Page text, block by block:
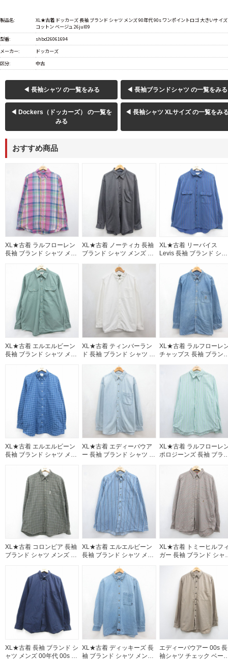
製品名:
XL★古着 ドッカーズ 長袖 ブランド シャツ メンズ 90年代 90s ワンポイントロゴ 大きいサイズ
コットン ベージュ 26jul09
型番:
shbd26061694
メーカー:
ドッカーズ
区分:
中古
◀ 長袖シャツ の一覧をみる ◀ 長袖ブランドシャツ の一覧をみる
◀ Dockers（ドッカーズ） の一覧を
みる
◀ 長袖シャツ XLサイズ の一覧をみ
おすすめ商品
XL★古着 ラルフローレン
長袖 ブランド シャツ メン
トロゴ リネン ボタンダウ
ン ピンク チェック
26aug07
XL★古着 ノーティカ 長袖
ブランド シャツ メンズ 90
ゴ 大きいサイズ ロング丈
レーヨン グレー 霜降り
XL★古着 リーバイス
Levis 長袖 ブランド シャ
トン ブルー ストライプ
26aug07
XL★古着 エルエルビーン
長袖 ブランド シャツ メン
ーキ 26aug07
XL★古着 ティンバーラン
ド 長袖 ブランド シャツ メ
ックスフォード コットン
ボタンダウン ホワイト
26aug07
XL★古着 ラルフローレ
チャップス 長袖 ブラン
ワンポイントロゴ 大きい
サイズ ロング丈 コット
ボタンダウン ネイビー
ニム 26aug07
XL★古着 エルエルビーン
長袖 ブランド シャツ メン
ズ ロング丈 コットン ボタ
ンダウン ブルー チェック
26aug07
XL★古着 エディーバウア
ー 長袖 ブランド シャツ メ
イズ ロング丈 コットン ボ
タンダウン ライトブルー
デニム 26aug07
XL★古着 ラルフローレ
ポロジーンズ 長袖 ブラ
ストライプ 26aug07
XL★古着 コロンビア 長袖
ブランド シャツ メンズ 00
ダウン カーキ チェック
26aug07
XL★古着 エルエルビーン
長袖 ブランド シャツ メン
ズ コットン ボタンダウン
ブルー ストライプ
26aug07
XL★古着 トミーヒルフ
ガー 長袖 ブランド シャ
イントロゴ 大きいサイズ
コットン ボタンダウン
ラウン チェック
XL★古着 長袖 ブランド シ
ャツ メンズ 00年代 00s 大
XL★古着 ディッキーズ 長
袖 ブランド シャツ メンズ
エディーバウアー 00s 長
袖シャツ チェック ベー